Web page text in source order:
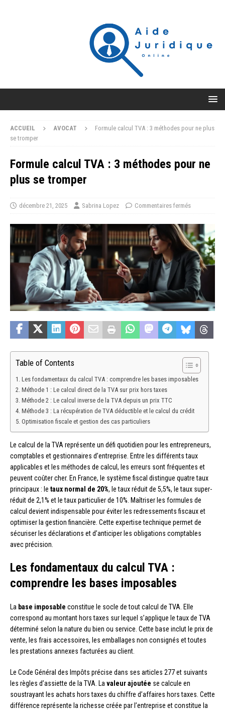
ACCUEIL AVOCAT
Formule calcul TVA : 3 méthodes pour ne plus
se tromper
Formule calcul TVA : 3 méthodes pour ne
plus se tromper
décembre 21, 2025 Sabrina Lopez Commentaires fermés
Table of Contents
Les fondamentaux du calcul TVA : comprendre les bases imposables
Méthode 1 : Le calcul direct de la TVA sur prix hors taxes
Méthode 2 : Le calcul inverse de la TVA depuis un prix TTC
Méthode 3 : La récupération de TVA déductible et le calcul du crédit
Optimisation fiscale et gestion des cas particuliers
Le calcul de la TVA représente un défi quotidien pour les entrepreneurs,
comptables et gestionnaires d’entreprise. Entre les différents taux
applicables et les méthodes de calcul, les erreurs sont fréquentes et
peuvent coûter cher. En France, le système fiscal distingue quatre taux
principaux : le taux normal de 20%, le taux réduit de 5,5%, le taux super-
réduit de 2,1% et le taux particulier de 10%. Maîtriser les formules de
calcul devient indispensable pour éviter les redressements fiscaux et
optimiser la gestion financière. Cette expertise technique permet de
sécuriser les déclarations et d’anticiper les obligations comptables
avec précision.
Les fondamentaux du calcul TVA :
comprendre les bases imposables
La base imposable constitue le socle de tout calcul de TVA. Elle
correspond au montant hors taxes sur lequel s’applique le taux de TVA
déterminé selon la nature du bien ou service. Cette base inclut le prix de
vente, les frais accessoires, les emballages non consignés et toutes
les prestations annexes facturées au client.
Le Code Général des Impôts précise dans ses articles 277 et suivants
les règles d’assiette de la TVA. Lavaleur ajoutée se calcule en
soustrayant les achats hors taxes du chiffre d’affaires hors taxes. Cette
différence représente la richesse créée par l’entreprise et constitue la